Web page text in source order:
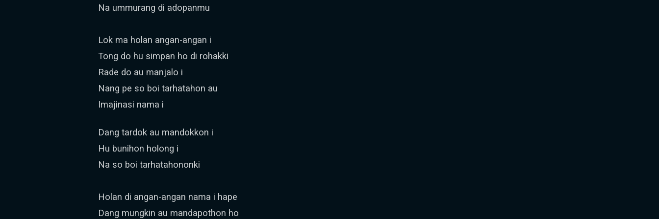
Na ummurang di adopanmu
Lok ma holan angan-angan i
Tong do hu simpan ho di rohakki
Rade do au manjalo i
Nang pe so boi tarhatahon au
Imajinasi nama i
Dang tardok au mandokkon i
Hu bunihon holong i
Na so boi tarhatahononki
Holan di angan-angan nama i hape
Dang mungkin au mandapothon ho